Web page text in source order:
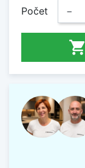
Počet −
